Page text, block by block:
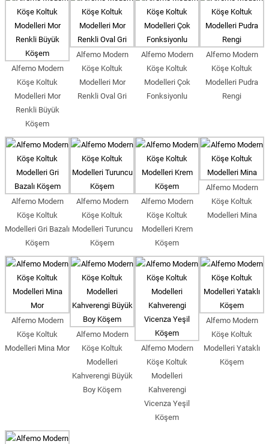
Alfemo Modern
Köşe Koltuk
Modelleri Mor
Renkli Büyük
Köşem
Alfemo Modern
Köşe Koltuk
Modelleri Mor
Renkli Oval Gri
Alfemo Modern
Köşe Koltuk
Modelleri Çok
Fonksiyonlu
Alfemo Modern
Köşe Koltuk
Modelleri Pudra
Rengi
Alfemo Modern
Köşe Koltuk
Modelleri Gri Bazalı
Köşem
Alfemo Modern
Köşe Koltuk
Modelleri Turuncu
Köşem
Alfemo Modern
Köşe Koltuk
Modelleri Krem
Köşem
Alfemo Modern
Köşe Koltuk
Modelleri Mina
Alfemo Modern
Köşe Koltuk
Modelleri Mina Mor
Alfemo Modern
Köşe Koltuk
Modelleri
Kahverengi Büyük
Boy Köşem
Alfemo Modern
Köşe Koltuk
Modelleri
Kahverengi
Vicenza Yeşil
Köşem
Alfemo Modern
Köşe Koltuk
Modelleri Yataklı
Köşem